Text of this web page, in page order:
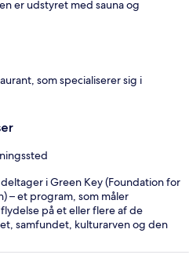
er udstyret med sauna og
som specialiserer sig i
i Green Key (Foundation for
– et program, som måler
på et eller flere af de
samfundet, kulturarven og den